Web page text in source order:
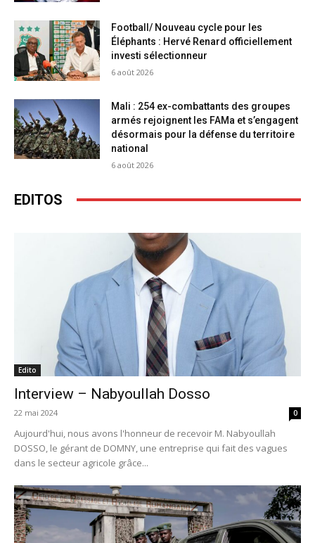
Football/ Nouveau cycle pour les
Éléphants : Hervé Renard officiellement
investi sélectionneur
6 août 2026
Mali : 254 ex-combattants des groupes
armés rejoignent les FAMa et s’engagent
désormais pour la défense du territoire
national
6 août 2026
EDITOS
Edito
Interview – Nabyoullah Dosso
22 mai 2024 0
Aujourd'hui, nous avons l'honneur de recevoir M. Nabyoullah
DOSSO, le gérant de DOMNY, une entreprise qui fait des vagues
dans le secteur agricole grâce...